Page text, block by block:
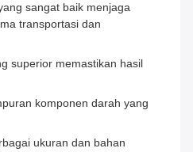
sangat baik menjaga
transportasi dan
superior memastikan hasil
komponen darah yang
ukuran dan bahan